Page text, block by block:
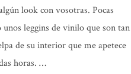
look con vosotras. Pocas
leggins de vinilo que son tan
de su interior que me apetece
horas. …